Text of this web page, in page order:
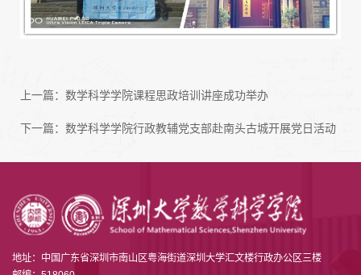
上一篇： 数学科学学院课程思政培训讲座成功举办
下一篇： 数学科学学院行政教辅党支部赴南头古城开展党日活动
地址：中国广东省深圳市南山区粤海街道深圳大学汇文楼行政办公区三楼